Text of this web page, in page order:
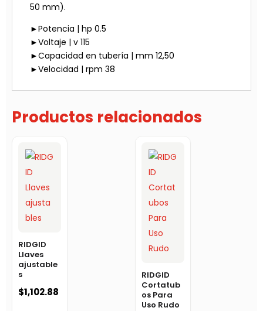
50 mm).
►Potencia | hp 0.5
►Voltaje | v 115
►Capacidad en tubería | mm 12,50
►Velocidad | rpm 38
Productos relacionados
RIDGID
Llaves
ajustable
s
$1,102.88
RIDGID
Cortatub
os Para
Uso Rudo